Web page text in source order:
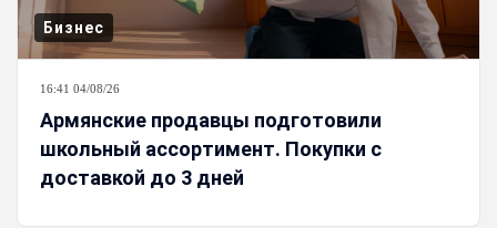
Бизнес
16:41 04/08/26
Армянские продавцы подготовили
школьный ассортимент. Покупки с
доставкой до 3 дней